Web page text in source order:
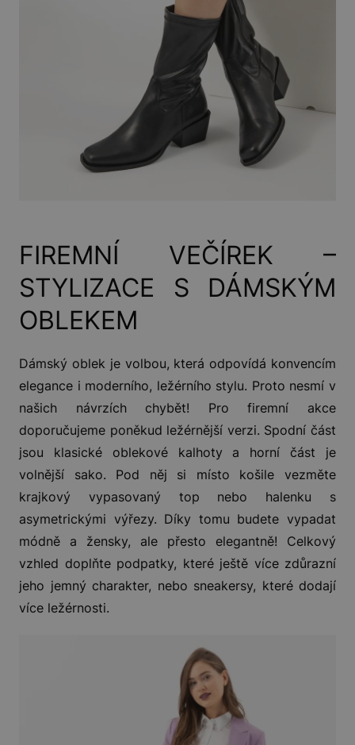
FIREMNÍ VEČÍREK –
STYLIZACE S DÁMSKÝM
OBLEKEM
Dámský oblek je volbou, která odpovídá konvencím
elegance i moderního, ležérního stylu. Proto nesmí v
našich návrzích chybět! Pro firemní akce
doporučujeme poněkud ležérnější verzi. Spodní část
jsou klasické oblekové kalhoty a horní část je
volnější sako. Pod něj si místo košile vezměte
krajkový vypasovaný top nebo halenku s
asymetrickými výřezy. Díky tomu budete vypadat
módně a žensky, ale přesto elegantně! Celkový
vzhled doplňte podpatky, které ještě více zdůrazní
jeho jemný charakter, nebo sneakersy, které dodají
více ležérnosti.